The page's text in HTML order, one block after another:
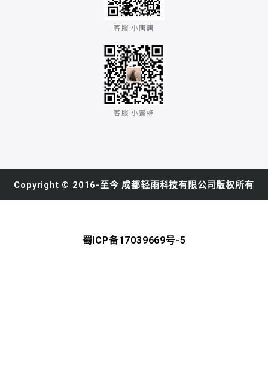
客服:小唐唐​
客服:小蜜蜂​
Copyright © 2016-至今 成都轻雨科技有限公司版权所有
蜀ICP备17039669号-5